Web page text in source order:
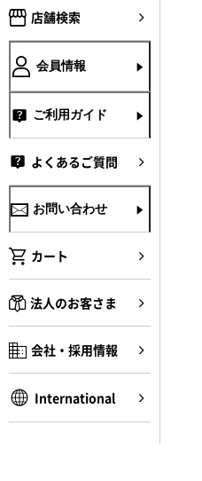
店舗検索
会員情報
ご利用ガイド
よくあるご質問
お問い合わせ
カート
法人のお客さま
会社・採用情報
International